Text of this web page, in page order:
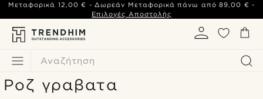
Αναζήτηση
Μεταφορικά 12,00 € - Δωρεάν Μεταφορικά πάνω από 89,00 € -
Επιλογές Αποστολής
Ροζ γραβατα